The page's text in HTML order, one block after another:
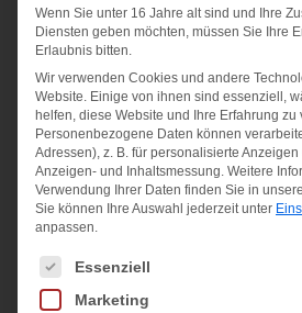
RUSH PRO
JR L
70,00€Ursprünglicher
Preis
war:
70,00 €
63,00€Aktueller
Preis
ist:
63,00 €.
inkl. MwSt.
zzgl.Versandkosten
PRO
GRIP
9,00€
Wenn Sie unter 16 Jahre alt sind und Ihre
Diensten geben möchten, müssen Sie Ihre
Erlaubnis bitten.
Wir verwenden Cookies und andere
Website. Einige von ihnen sind essenziell,
helfen, diese Website und Ihre Erfahrung zu
Personenbezogene Daten können
Adressen), z. B. für personalisierte
Anzeigen- und Inhaltsmessung. Weitere
Verwendung Ihrer Daten finden Sie in
Sie können Ihre Auswahl jederzeit unter
anpassen.
Es folgt eine Liste der Service-
Essenziell
Marketing